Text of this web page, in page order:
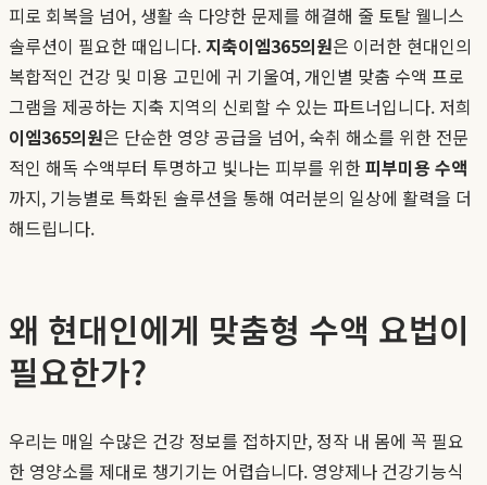
피로 회복을 넘어, 생활 속 다양한 문제를 해결해 줄 토탈 웰니스
솔루션이 필요한 때입니다. 지축이엠365의원은 이러한 현대인의
복합적인 건강 및 미용 고민에 귀 기울여, 개인별 맞춤 수액 프로
그램을 제공하는 지축 지역의 신뢰할 수 있는 파트너입니다. 저희
이엠365의원은 단순한 영양 공급을 넘어, 숙취 해소를 위한 전문
적인 해독 수액부터 투명하고 빛나는 피부를 위한피부미용 수액
까지, 기능별로 특화된 솔루션을 통해 여러분의 일상에 활력을 더
해드립니다.
왜 현대인에게 맞춤형 수액 요법이
필요한가?
우리는 매일 수많은 건강 정보를 접하지만, 정작 내 몸에 꼭 필요
한 영양소를 제대로 챙기기는 어렵습니다. 영양제나 건강기능식